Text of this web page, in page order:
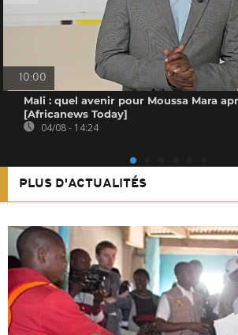
10:00
Mali : quel avenir pour Moussa Mara
[Africanews Today]
04/08 - 14:24
PLUS D'ACTUALITÉS